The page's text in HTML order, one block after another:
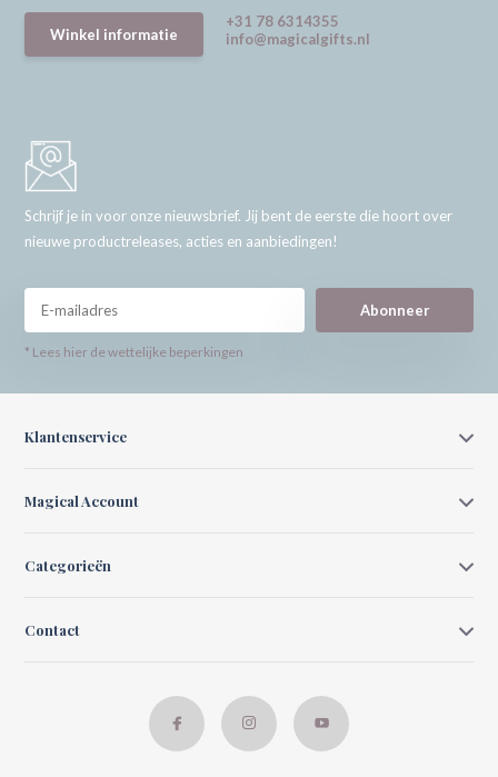
Winkel informatie
+31 78 6314355
info@magicalgifts.nl
Schrijf je in voor onze nieuwsbrief. Jij bent de eerste die hoort over
nieuwe productreleases, acties en aanbiedingen!
Abonneer
* Lees hier de wettelijke beperkingen
Klantenservice
Magical Account
Categorieën
Contact